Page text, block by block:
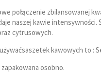
połączenie zbilansowanej
naszej kawie intensywności.
cytrusowych.
kawowych to :
osobno.